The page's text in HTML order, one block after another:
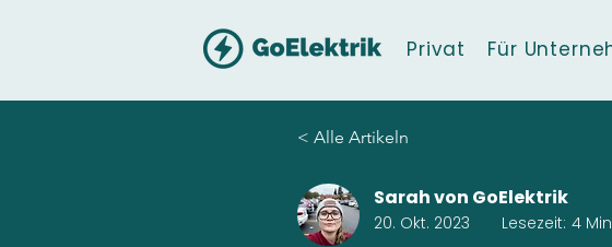
Privat Für
Sarah von GoElektrik
20. Okt. 2023 Lesezeit: 4
< Alle Artikeln